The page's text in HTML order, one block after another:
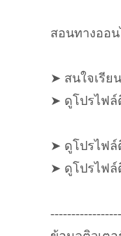
สอนทางออน
➤ สนใจเรีย
➤ ดูโปรไฟล์
➤ ดูโปรไฟล์
➤ ดูโปรไฟล์